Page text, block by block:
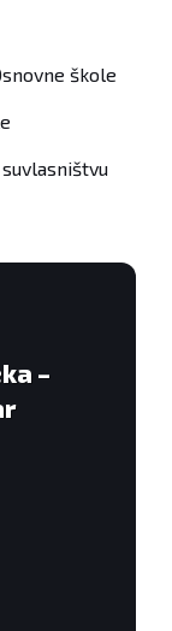
škole
–